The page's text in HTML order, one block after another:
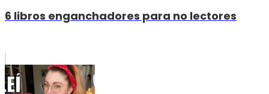
6 libros enganchadores para no lectores